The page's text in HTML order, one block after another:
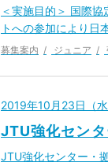
＜実施目的＞ 国際
トへの参加により
募集案内 ジュニア
2019年10月23日（水
JTU強化セン
JTU強化センター・